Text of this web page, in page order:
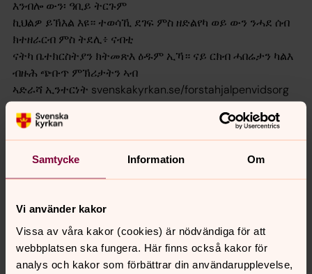
Samtycke Information Om
Vi använder kakor
Vissa av våra kakor (cookies) är nödvändiga för att
webbplatsen ska fungera. Här finns också kakor för
analys och kakor som förbättrar din användarupplevelse,
እንብሎ ውን፡ ዓቢይ ትርጉም
ኪህልዎ ይኽእል እዩ። ተወሳኺ ደገፍ ምስ ዘድልየካ ወይ ውን ንሓደ ሰብ
ክተዘራርብ ምስ ትደሊ፥ ናብቲ
ናትካ ቤተክርስትያን ክትመጽእ ዕዱም ኢኻ። ናይ ርክብ ሓበሬታን ካልእ
ብዙሕ ጭቡጥ ምኽሪታትን ኣብ
ኣድራሻ ኢንተርነት svenskakyrkan.se/forstahjalpenvidsorg
ክትረክብ ኢኻ።
Synpunkter eller frågor på sidans
innehåll?
redaktionen@svenskakyrkan.se